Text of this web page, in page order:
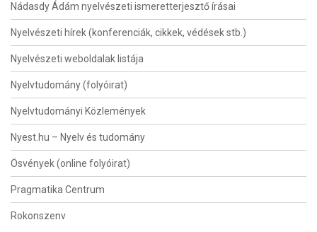
Nádasdy Ádám nyelvészeti ismeretterjesztő írásai
Nyelvészeti hírek (konferenciák, cikkek, védések stb.)
Nyelvészeti weboldalak listája
Nyelvtudomány (folyóirat)
Nyelvtudományi Közlemények
Nyest.hu – Nyelv és tudomány
Ösvények (online folyóirat)
Pragmatika Centrum
Rokonszenv